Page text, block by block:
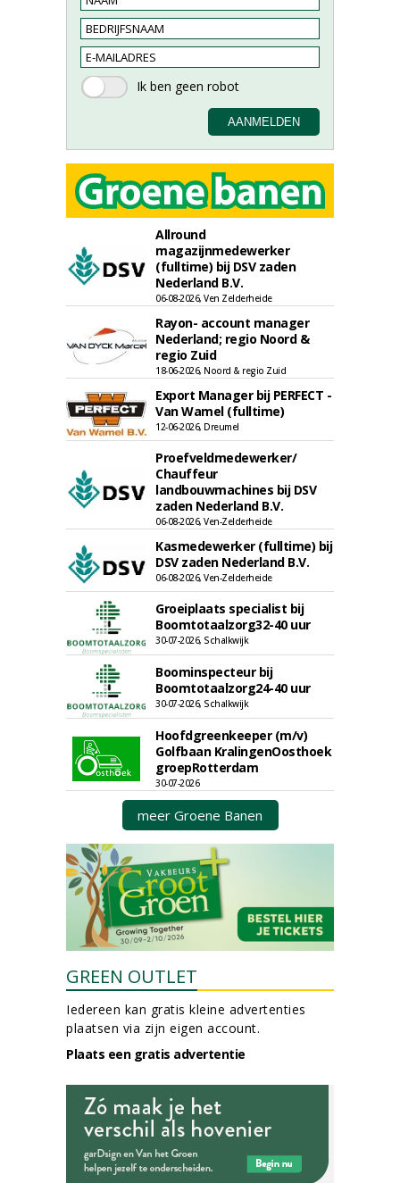
Allround
magazijnmedewerker
(fulltime) bij DSV zaden
Nederland B.V.
06-08-2026, Ven Zelderheide
Rayon- account manager
Nederland; regio Noord &
regio Zuid
18-06-2026, Noord & regio Zuid
Export Manager bij PERFECT -
Van Wamel (fulltime)
12-06-2026, Dreumel
Proefveldmedewerker/
Chauffeur
landbouwmachines bij DSV
zaden Nederland B.V.
06-08-2026, Ven-Zelderheide
Kasmedewerker (fulltime) bij
DSV zaden Nederland B.V.
06-08-2026, Ven-Zelderheide
Groeiplaats specialist bij
Boomtotaalzorg32-40 uur
30-07-2026, Schalkwijk
Boominspecteur bij
Boomtotaalzorg24-40 uur
30-07-2026, Schalkwijk
Hoofdgreenkeeper (m/v)
Golfbaan KralingenOosthoek
groepRotterdam
30-07-2026
meer Groene Banen
GREEN OUTLET
Iedereen kan gratis kleine advertenties
plaatsen via zijn eigen account.
Plaats een gratis advertentie